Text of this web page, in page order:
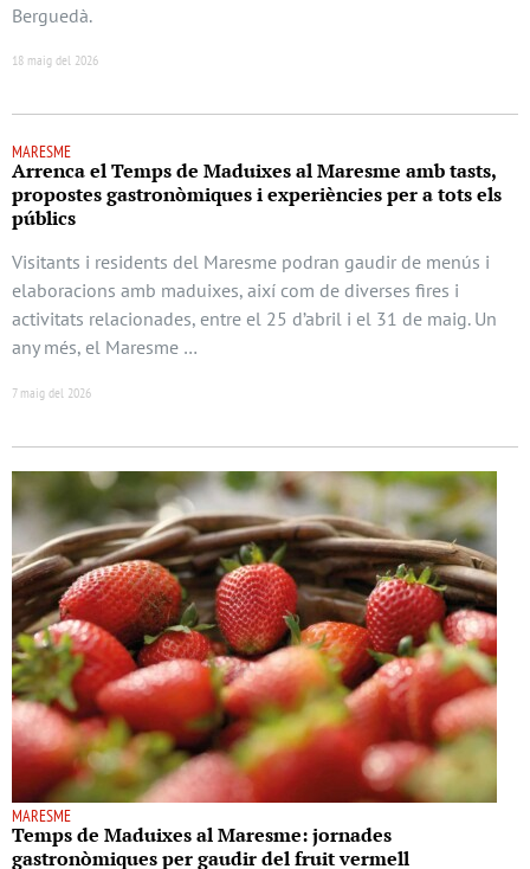
Berguedà.
18 maig del 2026
MARESME
Arrenca el Temps de Maduixes al Maresme amb tasts,
propostes gastronòmiques i experiències per a tots els
públics
Visitants i residents del Maresme podran gaudir de menús i
elaboracions amb maduixes, així com de diverses fires i
activitats relacionades, entre el 25 d’abril i el 31 de maig. Un
any més, el Maresme …
7 maig del 2026
MARESME
Temps de Maduixes al Maresme: jornades
gastronòmiques per gaudir del fruit vermell